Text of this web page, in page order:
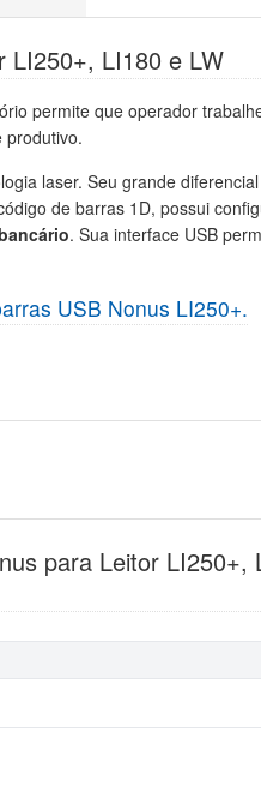
LI250+, LI180 e LW
permite que operador
produtivo.
laser. Seu grande
de barras 1D, possui
. Sua interface USB
USB Nonus LI250+.
para Leitor LI250+,